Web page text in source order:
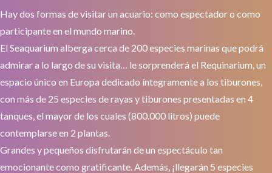
Hay dos formas de visitar un acuario: como espectador o como
participante en el mundo marino.
El Seaquarium alberga cerca de 200 especies marinas que podrá
admirar a lo largo de su visita… le sorprenderá el Requinarium, un
espacio único en Europa dedicado íntegramente a los tiburones,
con más de 25 especies de rayas y tiburones presentadas en 4
tanques, el mayor de los cuales (800.000 litros) puede
contemplarse en 2 plantas.
Grandes y pequeños disfrutarán de un espectáculo tan
emocionante como gratificante. Además, ¡llegarán 5 especies